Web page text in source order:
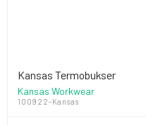
Kansas Termobukser
Kansas Workwear
100922-Kansas